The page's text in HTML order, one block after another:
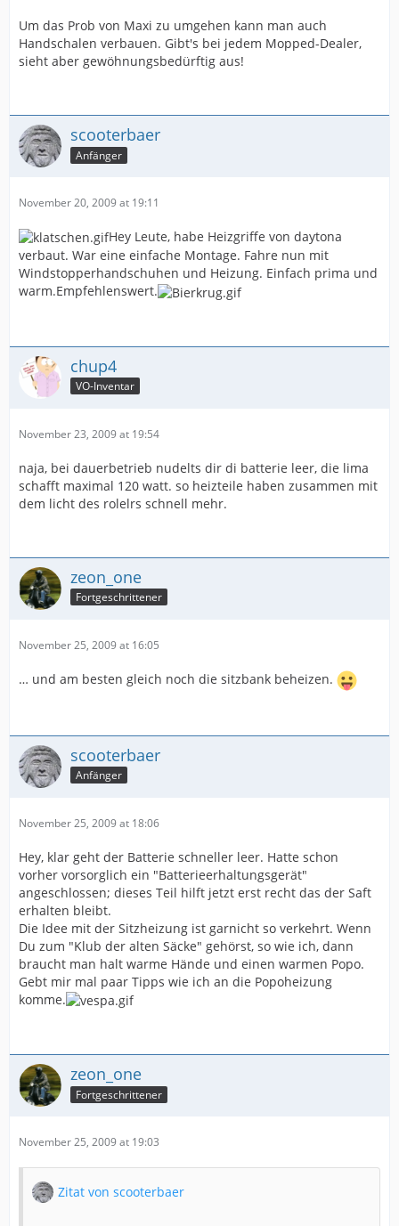
Um das Prob von Maxi zu umgehen kann man auch
Handschalen verbauen. Gibt's bei jedem Mopped-Dealer,
sieht aber gewöhnungsbedürftig aus!
scooterbaer
Anfänger
November 20, 2009 at 19:11
Hey Leute, habe Heizgriffe von daytona
verbaut. War eine einfache Montage. Fahre nun mit
Windstopperhandschuhen und Heizung. Einfach prima und
warm.Empfehlenswert.
chup4
VO-Inventar
November 23, 2009 at 19:54
naja, bei dauerbetrieb nudelts dir di batterie leer, die lima
schafft maximal 120 watt. so heizteile haben zusammen mit
dem licht des rolelrs schnell mehr.
zeon_one
Fortgeschrittener
November 25, 2009 at 16:05
… und am besten gleich noch die sitzbank beheizen.
scooterbaer
Anfänger
November 25, 2009 at 18:06
Hey, klar geht der Batterie schneller leer. Hatte schon
vorher vorsorglich ein "Batterieerhaltungsgerät"
angeschlossen; dieses Teil hilft jetzt erst recht das der Saft
erhalten bleibt.
Die Idee mit der Sitzheizung ist garnicht so verkehrt. Wenn
Du zum "Klub der alten Säcke" gehörst, so wie ich, dann
braucht man halt warme Hände und einen warmen Popo.
Gebt mir mal paar Tipps wie ich an die Popoheizung
komme.
zeon_one
Fortgeschrittener
November 25, 2009 at 19:03
Zitat von scooterbaer